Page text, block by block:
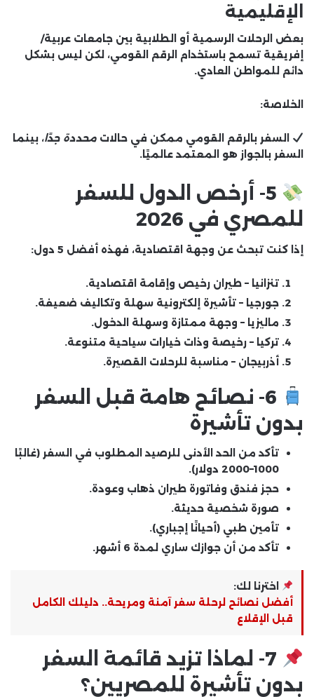
الإقليمية
بعض الرحلات الرسمية أو الطلابية بين جامعات عربية/
إفريقية تسمح باستخدام الرقم القومي، لكن ليس بشكل
دائم للمواطن العادي.
الخلاصة:
السفر بالرقم القومي ممكن في حالات محددة جدًا، بينما
السفر بالجواز هو المعتمد عالميًا.
5- أرخص الدول للسفر
للمصري في 2026
إذا كنت تبحث عن وجهة اقتصادية، فهذه أفضل 5 دول:
تنزانيا – طيران رخيص وإقامة اقتصادية.
جورجيا – تأشيرة إلكترونية سهلة وتكاليف ضعيفة.
ماليزيا – وجهة ممتازة وسهلة الدخول.
تركيا – رخيصة وذات خيارات سياحية متنوعة.
أذربيجان – مناسبة للرحلات القصيرة.
6- نصائح هامة قبل السفر
بدون تأشيرة
تأكد من الحد الأدنى للرصيد المطلوب في السفر (غالبًا
1000–2000 دولار).
حجز فندق وفاتورة طيران ذهاب وعودة.
صورة شخصية حديثة.
تأمين طبي (أحيانًا إجباري).
تأكد من أن جوازك ساري لمدة 6 أشهر .
اخترنا لك:
أفضل نصائح لرحلة سفر آمنة ومريحة.. دليلك الكامل
قبل الإقلاع
7- لماذا تزيد قائمة السفر
بدون تأشيرة للمصريين؟